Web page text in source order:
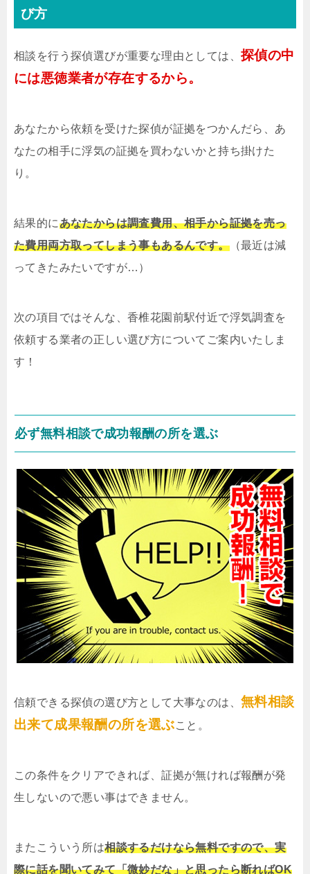
び方
相談を行う探偵選びが重要な理由としては、 探偵の中
には悪徳業者が存在するから。
あなたから依頼を受けた探偵が証拠をつかんだら、あ
なたの相手に浮気の証拠を買わないかと持ち掛けた
り。
結果的にあなたからは調査費用、相手から証拠を売っ
た費用両方取ってしまう事もあるんです。（最近は減
ってきたみたいですが…）
次の項目ではそんな、香椎花園前駅付近で浮気調査を
依頼する業者の正しい選び方についてご案内いたしま
す！
必ず無料相談で成功報酬の所を選ぶ
信頼できる探偵の選び方として大事なのは、 無料相談
出来て成果報酬の所を選ぶこと。
この条件をクリアできれば、証拠が無ければ報酬が発
生しないので悪い事はできません。
またこういう所は相談するだけなら無料ですので、実
際に話を聞いてみて「微妙だな」と思ったら断ればOK